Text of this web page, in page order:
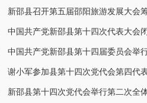
新邵县召开第五届邵阳旅游发展大会筹备工作调度
中国共产党新邵县第十四次代表大会
中国共产党新邵县第十四届委员会举行第一次全体会
谢小军参加县第十四次党代会第四代表团分组讨
新邵县第十四次党代会举行第二次全体会